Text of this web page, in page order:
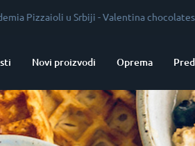
u Srbiji-Valentina chocolates- Trileće-
Novi proizvodi Oprema